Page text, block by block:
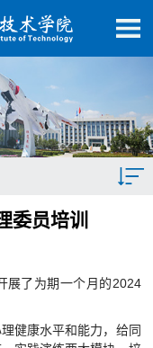
委员培训
展了为期一个月的2024
健康水平和能力，给同